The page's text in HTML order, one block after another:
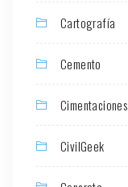
Cartografía
Cemento
Cimentaciones
CivilGeek